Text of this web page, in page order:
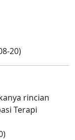
20)
rincian
Terapi